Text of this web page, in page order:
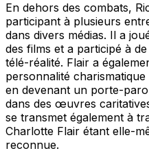
En dehors des combats,
participant à plusieurs
dans divers médias. Il a
des films et a participé à
télé-réalité. Flair a
personnalité
en devenant un porte-
dans des œuvres
se transmet également à
Charlotte Flair étant elle-
reconnue.